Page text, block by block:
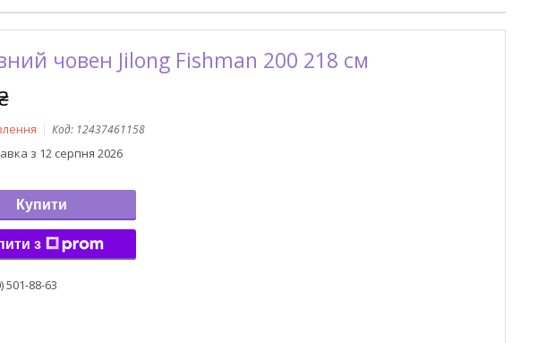
човен Jilong Fishman 200 218 см
Код: 12437461158
з 12 серпня 2026
Купити
з
501-88-63